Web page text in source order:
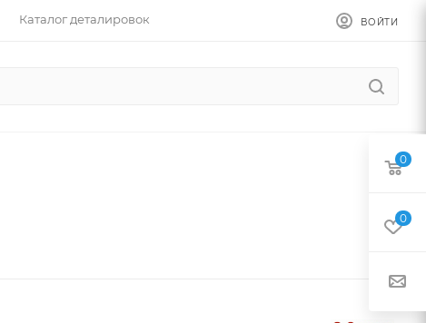
Каталог деталировок ВОЙТИ
0
0